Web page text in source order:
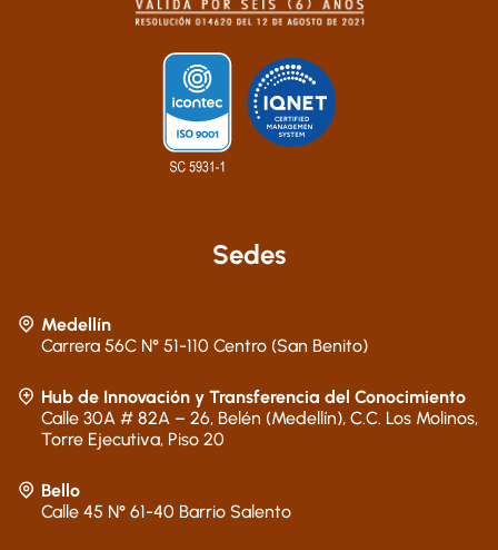
Sedes
Medellín
Carrera 56C N° 51-110 Centro (San Benito)
Hub de Innovación y Transferencia del Conocimiento
Calle 30A # 82A – 26, Belén (Medellín), C.C. Los Molinos,
Torre Ejecutiva, Piso 20
Bello
Calle 45 N° 61-40 Barrio Salento